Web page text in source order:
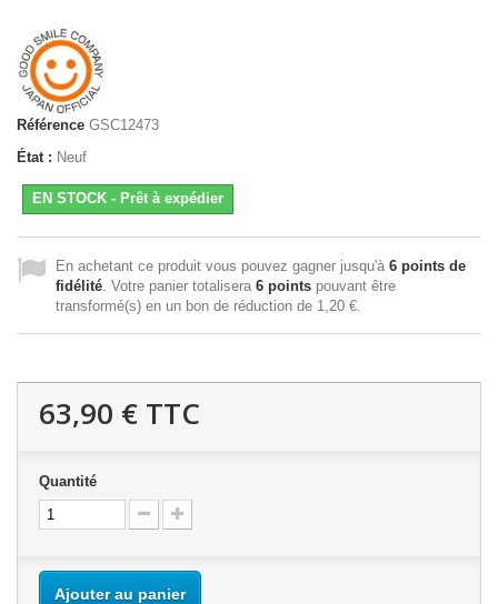
Référence GSC12473
État : Neuf
EN STOCK - Prêt à expédier
En achetant ce produit vous pouvez gagner jusqu'à 6 points de
fidélité . Votre panier totalisera 6 points pouvant être
transformé(s) en un bon de réduction de 1,20 €
63,90 € TTC
Quantité
Ajouter au panier